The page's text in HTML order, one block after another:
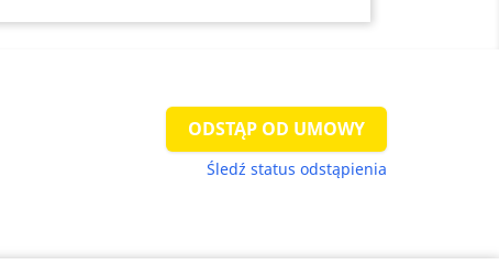
ODSTĄP OD UMOWY
Śledź status odstąpienia